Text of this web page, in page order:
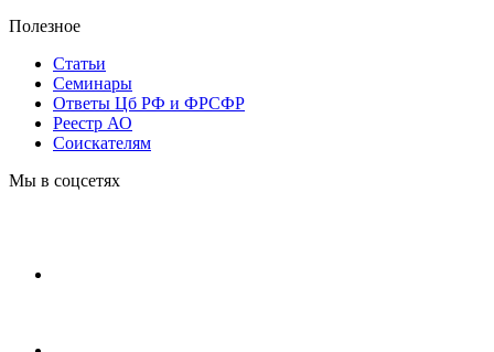
Полезное
Статьи
Cеминары
Ответы Цб РФ и ФРСФР
Реестр АО
Соискателям
Мы в соцсетях